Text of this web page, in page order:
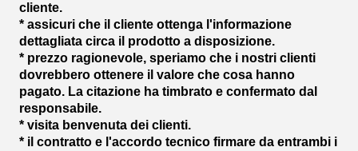
cliente.
* assicuri che il cliente ottenga l'informazione
dettagliata circa il prodotto a disposizione.
* prezzo ragionevole, speriamo che i nostri clienti
dovrebbero ottenere il valore che cosa hanno
pagato. La citazione ha timbrato e confermato dal
responsabile.
* visita benvenuta dei clienti.
* il contratto e l'accordo tecnico firmare da entrambi i